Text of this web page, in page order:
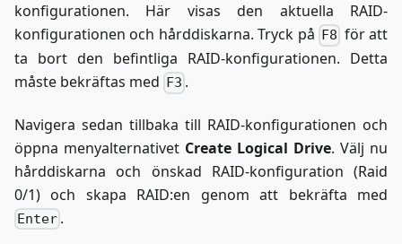
konfigurationen. Här visas den aktuella RAID-
konfigurationen och hårddiskarna. Tryck på
F8 för att
ta bort den befintliga RAID-konfigurationen. Detta
måste bekräftas med F3 .
Navigera sedan tillbaka till RAID-konfigurationen och
öppna menyalternativet Create Logical Drive. Välj nu
hårddiskarna och önskad RAID-konfiguration (Raid
0/1) och skapa RAID:en genom att bekräfta med
Enter .